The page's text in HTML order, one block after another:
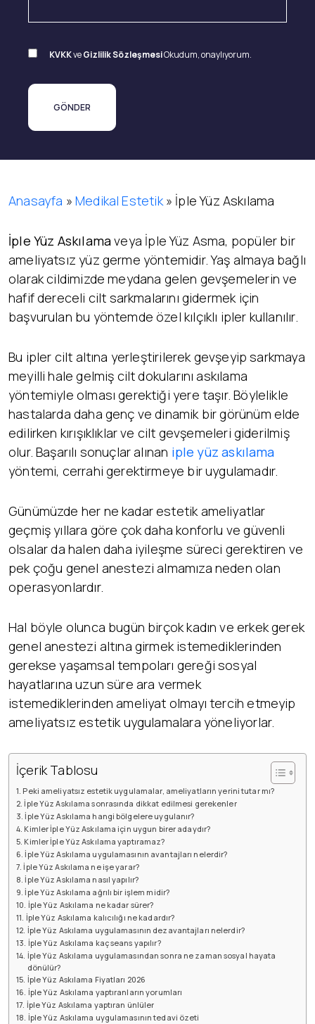
KVKKveGizlilik SözleşmesiOkudum, onaylıyorum.
Anasayfa » Medikal Estetik» İple Yüz Askılama
İple Yüz Askılamaveya İple Yüz Asma, popüler bir
ameliyatsız yüz germe yöntemidir. Yaş almaya bağlı
olarak cildimizde meydana gelen gevşemelerin ve
hafif dereceli cilt sarkmalarını gidermek için
başvurulan bu yöntemde özel kılçıklı ipler kullanılır.
Bu ipler cilt altına yerleştirilerek gevşeyip sarkmaya
meyilli hale gelmiş cilt dokularını askılama
yöntemiyle olması gerektiği yere taşır. Böylelikle
hastalarda daha genç ve dinamik bir görünüm elde
edilirken kırışıklıklar ve cilt gevşemeleri giderilmiş
olur. Başarılı sonuçlar alınan iple yüz askılama
yöntemi, cerrahi gerektirmeye bir uygulamadır.
Günümüzde her ne kadar estetik ameliyatlar
geçmiş yıllara göre çok daha konforlu ve güvenli
olsalar da halen daha iyileşme süreci gerektiren ve
pek çoğu genel anestezi almamıza neden olan
operasyonlardır.
Hal böyle olunca bugün birçok kadın ve erkek gerek
genel anestezi altına girmek istemediklerinden
gerekse yaşamsal tempoları gereği sosyal
hayatlarına uzun süre ara vermek
istemediklerinden ameliyat olmayı tercih etmeyip
ameliyatsız estetik uygulamalara yöneliyorlar.
İçerik Tablosu
Peki ameliyatsız estetik uygulamalar, ameliyatların yerini tutar mı?
İple Yüz Askılama sonrasında dikkat edilmesi gerekenler
İple Yüz Askılama hangi bölgelere uygulanır?
Kimler İple Yüz Askılama için uygun birer adaydır?
Kimler İple Yüz Askılama yaptıramaz?
İple Yüz Askılama uygulamasının avantajları nelerdir?
İple Yüz Askılama ne işe yarar?
İple Yüz Askılama nasıl yapılır?
İple Yüz Askılama ağrılı bir işlem midir?
İple Yüz Askılama ne kadar sürer?
İple Yüz Askılama kalıcılığı ne kadardır?
İple Yüz Askılama uygulamasının dezavantajları nelerdir?
İple Yüz Askılama kaç seans yapılır?
İple Yüz Askılama uygulamasından sonra ne zaman sosyal hayata
dönülür?
İple Yüz Askılama Fiyatları 2026
İple Yüz Askılama yaptıranların yorumları
İple Yüz Askılama yaptıran ünlüler
İple Yüz Askılama uygulamasının tedavi özeti